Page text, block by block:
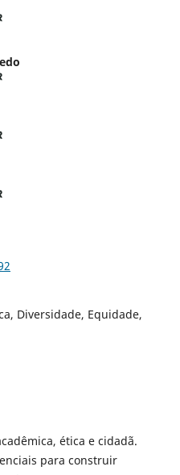
Diversidade, Equidade,
ética e cidadã.
para construir